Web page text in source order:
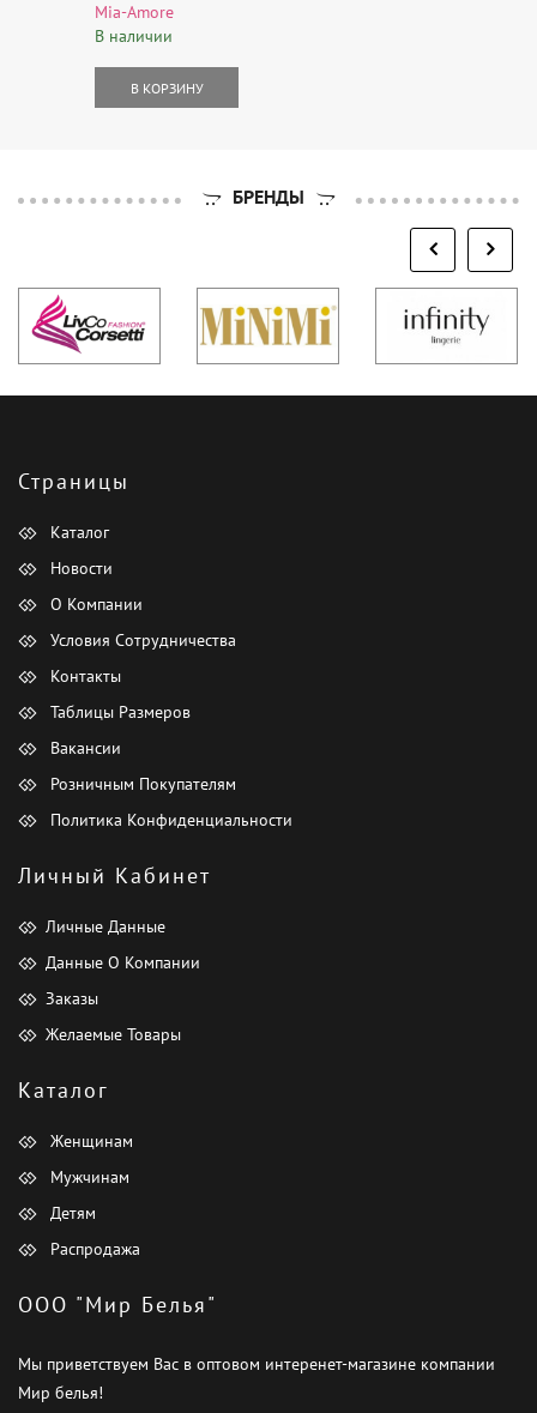
Mia-Amore
В наличии
В КОРЗИНУ
БРЕНДЫ
Страницы
Каталог
Новости
О Компании
Условия Сотрудничества
Контакты
Таблицы Размеров
Вакансии
Розничным Покупателям
Политика Конфиденциальности
Личный Кабинет
Личные Данные
Данные О Компании
Заказы
Желаемые Товары
Каталог
Женщинам
Мужчинам
Детям
Распродажа
ООО "Мир Белья"
Мы приветствуем Вас в оптовом интеренет-магазине компании
Мир белья!